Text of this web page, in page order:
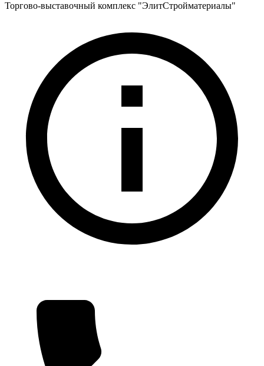
Торгово-выставочный комплекс "ЭлитСтройматериалы"